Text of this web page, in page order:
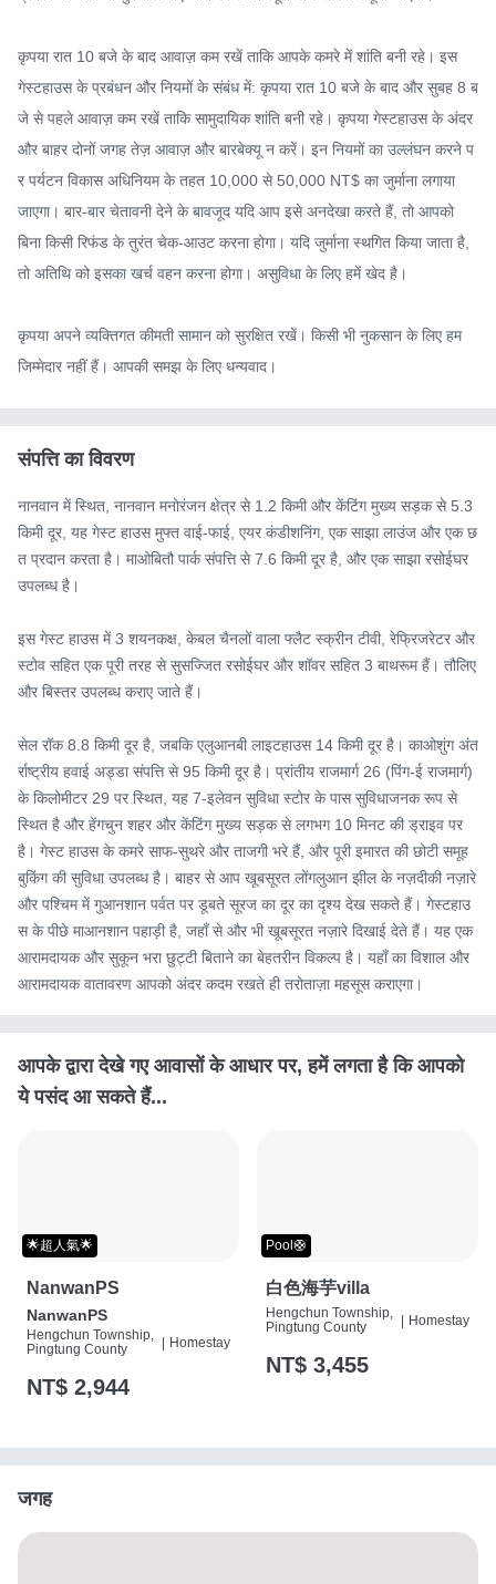
कृपया रात 10 बजे के बाद आवाज़ कम रखें ताकि आपके कमरे में शांति बनी रहे। इस
गेस्टहाउस के प्रबंधन और नियमों के संबंध में: कृपया रात 10 बजे के बाद और सुबह 8 ब
जे से पहले आवाज़ कम रखें ताकि सामुदायिक शांति बनी रहे। कृपया गेस्टहाउस के अंदर
और बाहर दोनों जगह तेज़ आवाज़ और बारबेक्यू न करें। इन नियमों का उल्लंघन करने प
र पर्यटन विकास अधिनियम के तहत 10,000 से 50,000 NT$ का जुर्माना लगाया
जाएगा। बार-बार चेतावनी देने के बावजूद यदि आप इसे अनदेखा करते हैं, तो आपको
बिना किसी रिफंड के तुरंत चेक-आउट करना होगा। यदि जुर्माना स्थगित किया जाता है,
तो अतिथि को इसका खर्च वहन करना होगा। असुविधा के लिए हमें खेद है।
कृपया अपने व्यक्तिगत कीमती सामान को सुरक्षित रखें। किसी भी नुकसान के लिए हम
जिम्मेदार नहीं हैं। आपकी समझ के लिए धन्यवाद।
संपत्ति का विवरण
नानवान में स्थित, नानवान मनोरंजन क्षेत्र से 1.2 किमी और केंटिंग मुख्य सड़क से 5.3
किमी दूर, यह गेस्ट हाउस मुफ्त वाई-फाई, एयर कंडीशनिंग, एक साझा लाउंज और एक छ
त प्रदान करता है। माओबितौ पार्क संपत्ति से 7.6 किमी दूर है, और एक साझा रसोईघर
उपलब्ध है।
इस गेस्ट हाउस में 3 शयनकक्ष, केबल चैनलों वाला फ्लैट स्क्रीन टीवी, रेफ्रिजरेटर और
स्टोव सहित एक पूरी तरह से सुसज्जित रसोईघर और शॉवर सहित 3 बाथरूम हैं। तौलिए
और बिस्तर उपलब्ध कराए जाते हैं।
सेल रॉक 8.8 किमी दूर है, जबकि एलुआनबी लाइटहाउस 14 किमी दूर है। काओशुंग अंत
र्राष्ट्रीय हवाई अड्डा संपत्ति से 95 किमी दूर है। प्रांतीय राजमार्ग 26 (पिंग-ई राजमार्ग)
के किलोमीटर 29 पर स्थित, यह 7-इलेवन सुविधा स्टोर के पास सुविधाजनक रूप से
स्थित है और हेंगचुन शहर और केंटिंग मुख्य सड़क से लगभग 10 मिनट की ड्राइव पर
है। गेस्ट हाउस के कमरे साफ-सुथरे और ताजगी भरे हैं, और पूरी इमारत की छोटी समूह
बुकिंग की सुविधा उपलब्ध है। बाहर से आप खूबसूरत लोंगलुआन झील के नज़दीकी नज़ारे
और पश्चिम में गुआनशान पर्वत पर डूबते सूरज का दूर का दृश्य देख सकते हैं। गेस्टहाउ
स के पीछे माआनशान पहाड़ी है, जहाँ से और भी खूबसूरत नज़ारे दिखाई देते हैं। यह एक
आरामदायक और सुकून भरा छुट्टी बिताने का बेहतरीन विकल्प है। यहाँ का विशाल और
आरामदायक वातावरण आपको अंदर कदम रखते ही तरोताज़ा महसूस कराएगा।
आपके द्वारा देखे गए आवासों के आधार पर, हमें लगता है कि आपको
ये पसंद आ सकते हैं...
🌟超人氣🌟
NanwanPS
NanwanPS
Hengchun Township,
Pingtung County
| Homestay
NT$ 2,944
Pool🛟
白色海芋villa
Hengchun Township,
Pingtung County
| Homestay
NT$ 3,455
जगह